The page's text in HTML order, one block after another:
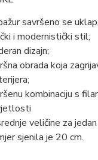
savršeno se
i modernistički stil;
dizajn;
obrada koja
kombinaciju s
veličine za
sjenila je 20 cm.